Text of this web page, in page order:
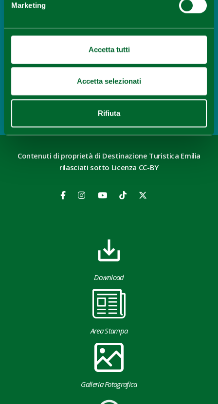
Marketing
Accetta tutti
Accetta selezionati
Rifiuta
I laghi glaciali dell’Appennino Tosco-
Emiliano
Contenuti di proprietà di Destinazione Turistica Emilia
rilasciati sotto Licenza CC-BY
Download
Area Stampa
Galleria Fotografica